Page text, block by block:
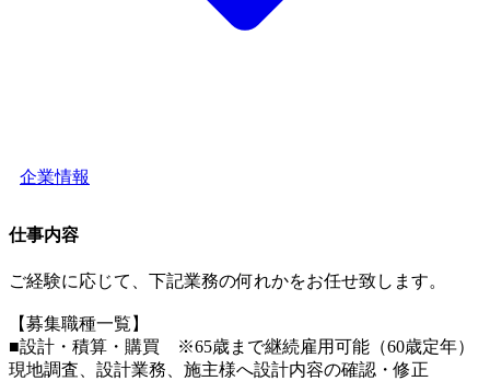
企業情報
仕事内容
ご経験に応じて、下記業務の何れかをお任せ致します。
【募集職種一覧】
■設計・積算・購買 ※65歳まで継続雇用可能（60歳定年）
現地調査、設計業務、施主様へ設計内容の確認・修正